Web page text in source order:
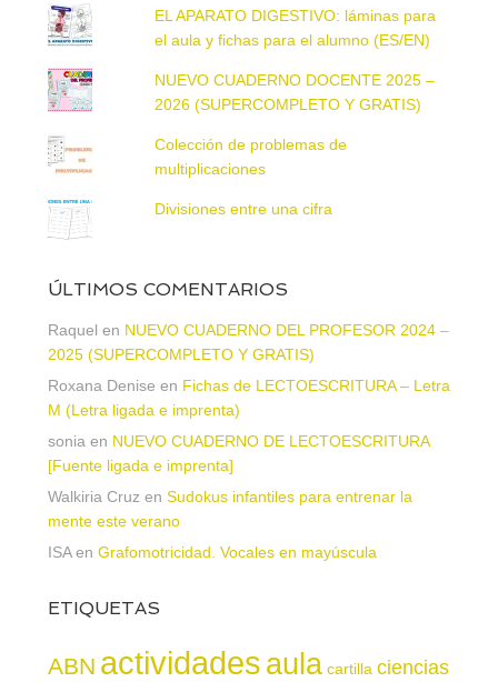
EL APARATO DIGESTIVO: láminas para
el aula y fichas para el alumno (ES/EN)
NUEVO CUADERNO DOCENTE 2025 –
2026 (SUPERCOMPLETO Y GRATIS)
Colección de problemas de
multiplicaciones
Divisiones entre una cifra
ÚLTIMOS COMENTARIOS
Raquel en NUEVO CUADERNO DEL PROFESOR 2024 –
2025 (SUPERCOMPLETO Y GRATIS)
Roxana Denise en Fichas de LECTOESCRITURA – Letra
M (Letra ligada e imprenta)
sonia en NUEVO CUADERNO DE LECTOESCRITURA
[Fuente ligada e imprenta]
Walkiria Cruz en Sudokus infantiles para entrenar la
mente este verano
ISAen Grafomotricidad. Vocales en mayúscula
ETIQUETAS
ABN actividadesaula cartilla ciencias